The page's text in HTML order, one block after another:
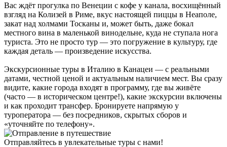
Вас ждёт прогулка по Венеции с кофе у канала, восхищённый
взгляд на Колизей в Риме, вкус настоящей пиццы в Неаполе,
закат над холмами Тосканы и, может быть, даже бокал
местного вина в маленькой винодельне, куда не ступала нога
туриста. Это не просто тур — это погружение в культуру, где
каждая деталь — произведение искусства.
Экскурсионные туры в Италию в Канацеи — с реальными
датами, честной ценой и актуальным наличием мест. Вы сразу
видите, какие города входят в программу, где вы живёте
(часто — в историческом центре!), какие экскурсии включены
и как проходит трансфер. Бронируете напрямую у
туроператора — без посредников, скрытых сборов и
«уточняйте по телефону».
Отправляйтесь в увлекательные туры с нами!